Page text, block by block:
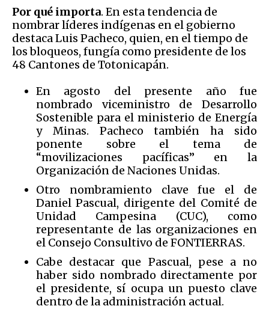
Por qué importa. En esta tendencia de
nombrar líderes indígenas en el gobierno
destaca Luis Pacheco, quien, en el tiempo de
los bloqueos, fungía como presidente de los
48 Cantones de Totonicapán.
En agosto del presente año fue
nombrado viceministro de Desarrollo
Sostenible para el ministerio de Energía
y Minas. Pacheco también ha sido
ponente sobre el tema de
“movilizaciones pacíficas” en la
Organización de Naciones Unidas.
Otro nombramiento clave fue el de
Daniel Pascual, dirigente del Comité de
Unidad Campesina (CUC), como
representante de las organizaciones en
el Consejo Consultivo de FONTIERRAS.
Cabe destacar que Pascual, pese a no
haber sido nombrado directamente por
el presidente, sí ocupa un puesto clave
dentro de la administración actual.